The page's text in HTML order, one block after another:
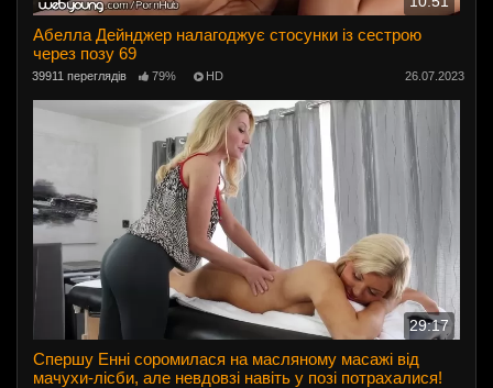
Абелла Дейнджер налагоджує стосунки із сестрою
через позу 69
39911 переглядів 79% HD 26.07.2023
29:17
Спершу Енні соромилася на масляному масажі від
мачухи-лісби, але невдовзі навіть у позі потрахалися!